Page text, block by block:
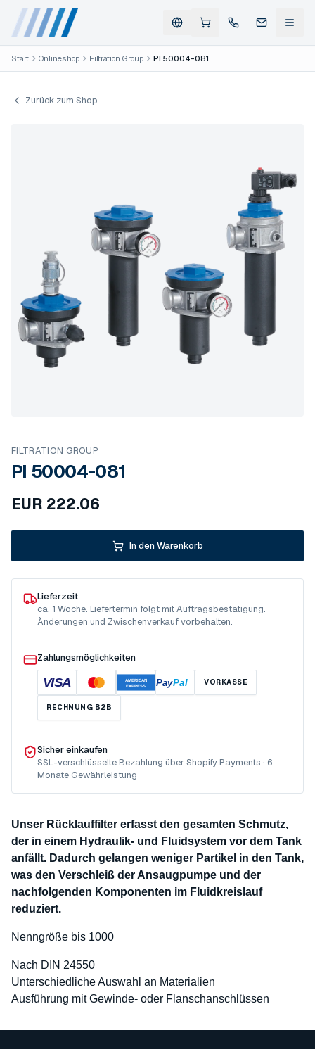
Start Onlineshop Filtration Group PI 50004-081
Zurück zum Shop
FILTRATION GROUP
PI 50004-081
EUR 222.06
In den Warenkorb
Lieferzeit
ca. 1 Woche. Liefertermin folgt mit Auftragsbestätigung.
Änderungen und Zwischenverkauf vorbehalten.
Zahlungsmöglichkeiten
VISA
AMERICAN
EXPRESS
PayPal VORKASSE
RECHNUNG B2B
Sicher einkaufen
SSL-verschlüsselte Bezahlung über Shopify Payments · 6
Monate Gewährleistung
Unser Rücklauffilter erfasst den gesamten Schmutz,
der in einem Hydraulik- und Fluidsystem vor dem Tank
anfällt. Dadurch gelangen weniger Partikel in den Tank,
was den Verschleiß der Ansaugpumpe und der
nachfolgenden Komponenten im Fluidkreislauf
reduziert.
Nenngröße bis 1000
Nach DIN 24550
Unterschiedliche Auswahl an Materialien
Ausführung mit Gewinde- oder Flanschanschlüssen